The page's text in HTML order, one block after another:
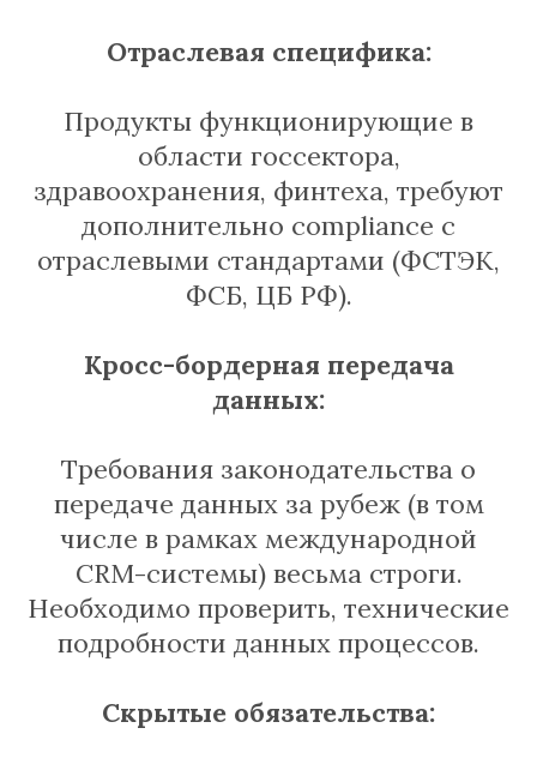
Отраслевая специфика:
Продукты функционирующие в
области госсектора,
здравоохранения, финтеха, требуют
дополнительно compliance с
отраслевыми стандартами (ФСТЭК,
ФСБ, ЦБ РФ).
Кросс-бордерная передача
данных:
Требования законодательства о
передаче данных за рубеж (в том
числе в рамках международной
CRM-системы) весьма строги.
Необходимо проверить, технические
подробности данных процессов.
Скрытые обязательства: